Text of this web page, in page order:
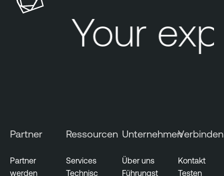
l
i
i
t
Your
Partner
Partner
werden
Ressourcen
Services
Technisc
Unternehmen
Über uns
Führungst
Verbinden
Kontakt
Testen